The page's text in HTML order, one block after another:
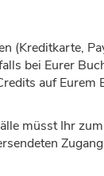
(Kreditkarte,
bei Eurer
auf Eurem
müsst Ihr